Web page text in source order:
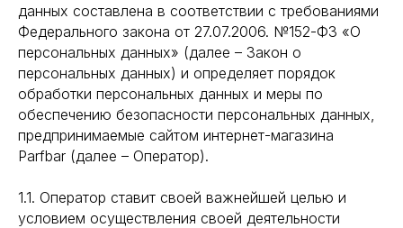
данных составлена в соответствии с требованиями
Федерального закона от 27.07.2006. №152-ФЗ «О
персональных данных» (далее – Закон о
персональных данных) и определяет порядок
обработки персональных данных и меры по
обеспечению безопасности персональных данных,
предпринимаемые сайтом интернет-магазина
Parfbar (далее – Оператор).
1.1. Оператор ставит своей важнейшей целью и
условием осуществления своей деятельности